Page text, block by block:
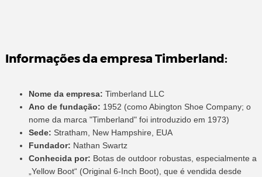
Informações da empresa Timberland:
Nome da empresa: Timberland LLC
Ano de fundação: 1952 (como Abington Shoe Company; o
nome da marca "Timberland" foi introduzido em 1973)
Sede: Stratham, New Hampshire, EUA
Fundador: Nathan Swartz
Conhecida por: Botas de outdoor robustas, especialmente a
„Yellow Boot“ (Original 6-Inch Boot), que é vendida desde